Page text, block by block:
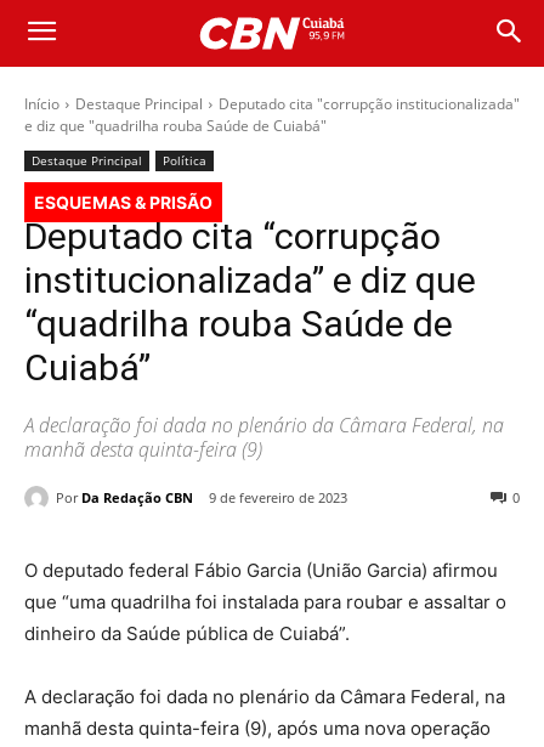
Início Destaque Principal
Deputado cita "corrupção institucionalizada"
e diz que "quadrilha rouba Saúde de Cuiabá"
Destaque Principal Política
ESQUEMAS & PRISÃO
Deputado cita “corrupção
institucionalizada” e diz que
“quadrilha rouba Saúde de
Cuiabá”
A declaração foi dada no plenário da Câmara Federal, na
manhã desta quinta-feira (9)
Por Da Redação CBN 9 de fevereiro de 2023 0
O deputado federal Fábio Garcia (União Garcia) afirmou
que “uma quadrilha foi instalada para roubar e assaltar o
dinheiro da Saúde pública de Cuiabá”.
A declaração foi dada no plenário da Câmara Federal, na
manhã desta quinta-feira (9), após uma nova operação